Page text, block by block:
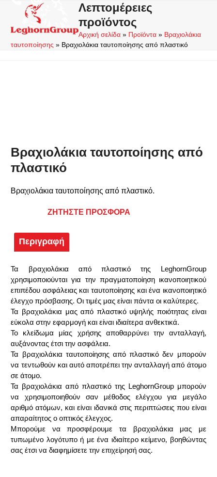
content
Open
mobile
menu
Close
mobile
menu
Λεπτομέρειες
προϊόντος
Αρχική σελίδα » Προϊόντα » Βραχιολάκια
ταυτοποίησης » Βραχιολάκια ταυτοποίησης από πλαστικό
Βραχιολάκια ταυτοποίησης από
πλαστικό
Βραχιολάκια ταυτοποίησης από πλαστικό.
ΖΗΤΗΣΤΕ ΠΡΟΣΦΟΡΑ
Περιγραφή
Τα βραχιολάκια από πλαστικό της LeghornGroup
χρησιμοποιούνται για την πραγματοποίηση ικανοποιητικού
επιπέδου ασφάλειας και ταυτοποίησης και ένα ικανοποιητικό
έλεγχο πρόσβασης. Οι τιμές μας είναι πάντα οι καλύτερες.
Τα βραχιολάκια μας από πλαστικό υψηλής ποιότητας είναι
εύκολα στην εφαρμογή και είναι ιδιαίτερα ανθεκτικά.
Το κλείδωμα μίας χρήσης αποθαρρύνει την ανταλλαγή,
αυξάνοντας έτσι την ασφάλεια.
Τα βραχιολάκια ταυτοποίησης από πλαστικό δεν μπορούν
να τεντωθούν και αυτό αποτρέπει την ανταλλαγή από άτομο
σε άτομο.
Τα βραχιολάκια από πλαστικό της LeghornGroup μπορούν
να χρησιμοποιηθούν σαν μέθοδος ελέγχου για μεγάλο
αριθμό ατόμων, και είναι ιδανικά στις περιπτώσεις που είναι
απαραίτητος ο οπτικός έλεγχος.
Μπορούμε να προσφέρουμε τα βραχιολάκια μας με
τυπωμένο λογότυπο ή με ένα ιδιαίτερο κείμενο, βοηθώντας
σας έτσι να διαφημίσετε την επιχείρησή σας.